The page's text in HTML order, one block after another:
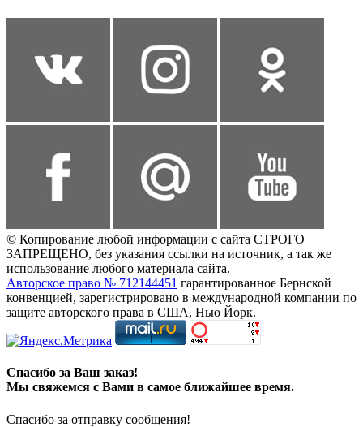
© Копирование любой информации с сайта СТРОГО
ЗАПРЕЩЕНО, без указания ссылки на источник, а так же
использование любого материала сайта.
Авторское право № 712144451 гарантированное Бернской
конвенцией, зарегистрировано в международной компании по
защите авторского права в США, Нью Йорк.
Спасибо за Ваш заказ!
Мы свяжемся с Вами в самое ближайшее время.
Спасибо за отправку сообщения!